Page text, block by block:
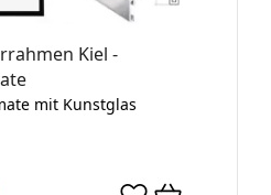
Kiel -
mit Kunstglas